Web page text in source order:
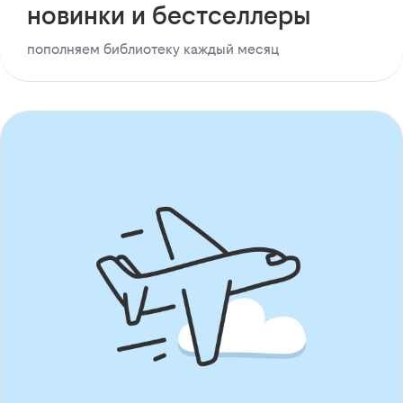
новинки и бестселлеры
пополняем библиотеку каждый месяц